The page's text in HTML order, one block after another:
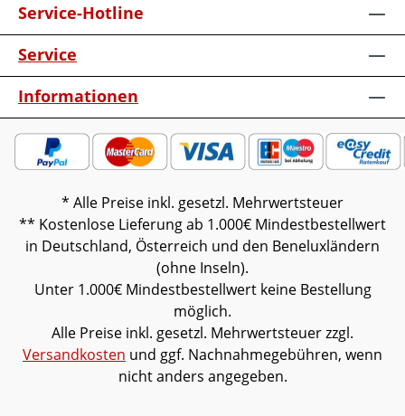
Service-Hotline
Service
Informationen
* Alle Preise inkl. gesetzl. Mehrwertsteuer
** Kostenlose Lieferung ab 1.000€ Mindestbestellwert
in Deutschland, Österreich und den Beneluxländern
(ohne Inseln).
Unter 1.000€ Mindestbestellwert keine Bestellung
möglich.
Alle Preise inkl. gesetzl. Mehrwertsteuer zzgl.
Versandkosten und ggf. Nachnahmegebühren, wenn
nicht anders angegeben.